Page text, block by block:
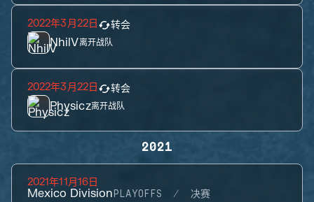
2022年3月22日 转会
NhilV离开战队
2022年3月22日 转会
Physicz离开战队
2021
2021年11月16日
Mexico Division PLAYOFFS 决赛